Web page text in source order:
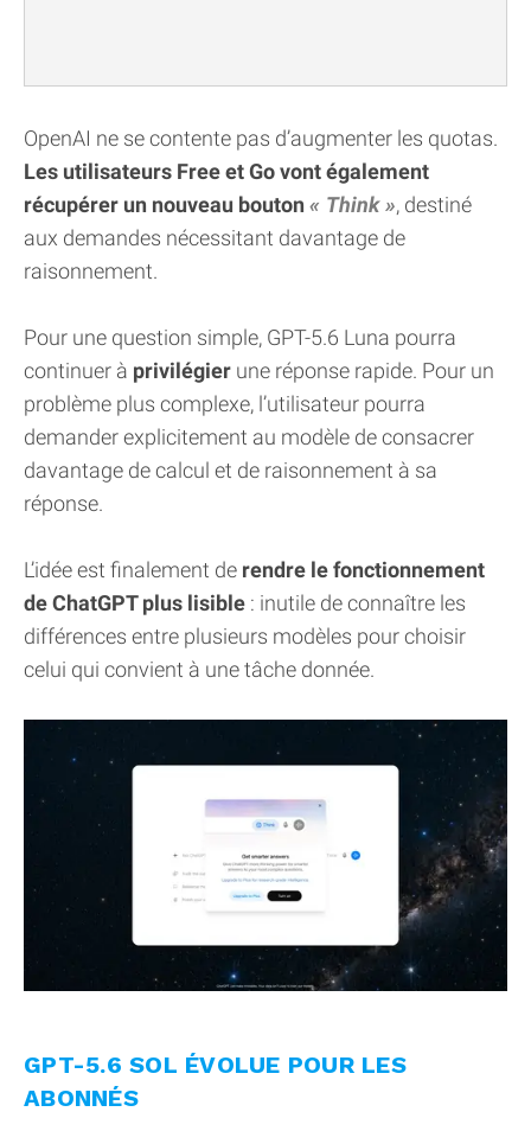
OpenAI ne se contente pas d’augmenter les quotas.
Les utilisateurs Free et Go vont également
récupérer un nouveau bouton
Think
, destiné
aux demandes nécessitant davantage de
raisonnement.
Pour une question simple, GPT-5.6 Luna pourra
continuer à privilégier une réponse rapide. Pour un
problème plus complexe, l’utilisateur pourra
demander explicitement au modèle de consacrer
davantage de calcul et de raisonnement à sa
réponse.
L’idée est finalement de rendre le fonctionnement
de ChatGPT plus lisible : inutile de connaître les
différences entre plusieurs modèles pour choisir
celui qui convient à une tâche donnée.
GPT-5.6 SOL ÉVOLUE POUR LES
ABONNÉS